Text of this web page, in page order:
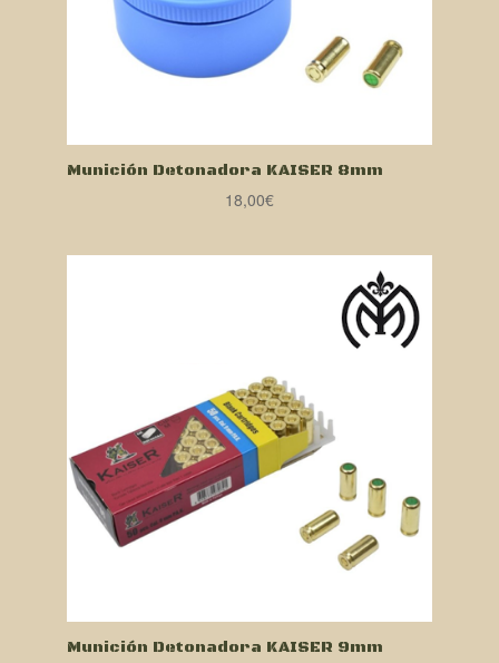
Munición Detonadora KAISER 8mm
18,00€
Munición Detonadora KAISER 9mm